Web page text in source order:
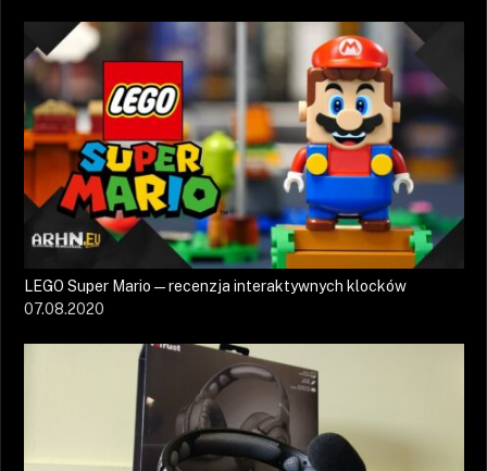
LEGO Super Mario — recenzja interaktywnych klocków
07.08.2020